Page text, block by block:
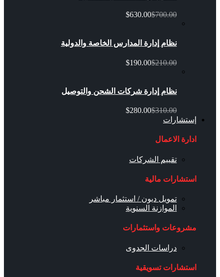
$630.00$700.00
نظام إدارة المدارس الخاصة والدولية
$190.00$210.00
نظام إدارة شركات الشحن والتوصيل
$280.00$310.00
إستشارات
ادارة الاعمال
تقييم الشركات
استشارات مالية
تمويل ديون / استثمار مباشر
الموازنة السنوية
مشروعات واستثمارات
دراسات الجدوى
استشارات تسويقية